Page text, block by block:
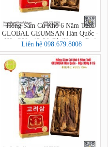
Hồng Sâm Củ Khô 6 Năm Tuổi
GLOBAL GEUMSAN Hàn Quốc -
Hộp 300g 12-20 Củ (Korean Red
Ginseng)
Liên hệ 098.679.8008